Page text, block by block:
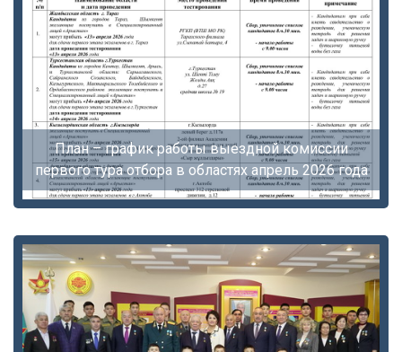
План – график работы выездной комиссии
первого тура отбора в областях апрель 2026 года